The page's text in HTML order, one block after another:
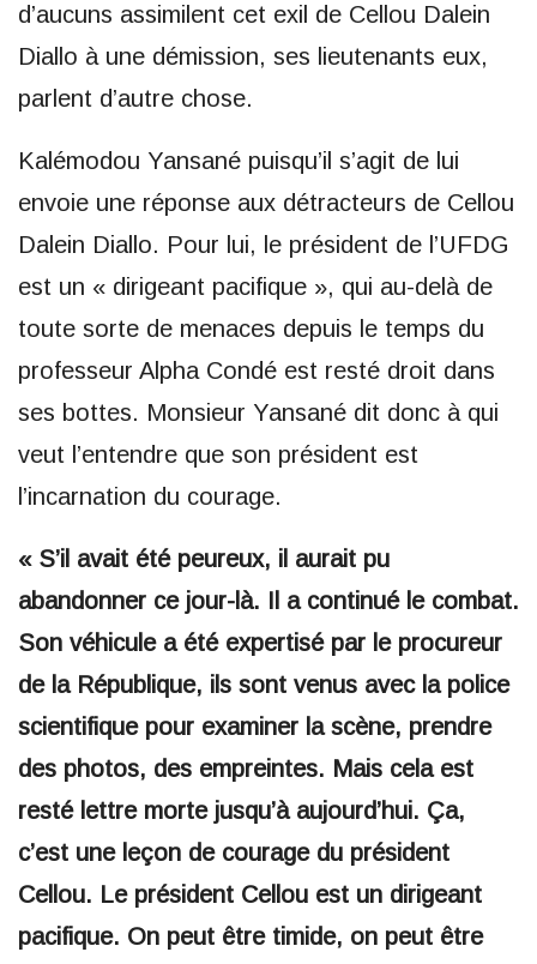
d’aucuns assimilent cet exil de Cellou Dalein
Diallo à une démission, ses lieutenants eux,
parlent d’autre chose.
Kalémodou Yansané puisqu’il s’agit de lui
envoie une réponse aux détracteurs de Cellou
Dalein Diallo. Pour lui, le président de l’UFDG
est un « dirigeant pacifique », qui au-delà de
toute sorte de menaces depuis le temps du
professeur Alpha Condé est resté droit dans
ses bottes. Monsieur Yansané dit donc à qui
veut l’entendre que son président est
l’incarnation du courage.
« S’il avait été peureux, il aurait pu
abandonner ce jour-là. Il a continué le combat.
Son véhicule a été expertisé par le procureur
de la République, ils sont venus avec la police
scientifique pour examiner la scène, prendre
des photos, des empreintes. Mais cela est
resté lettre morte jusqu’à aujourd’hui. Ça,
c’est une leçon de courage du président
Cellou. Le président Cellou est un dirigeant
pacifique. On peut être timide, on peut être